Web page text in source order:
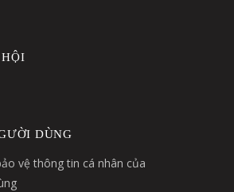
DÙNG
vệ thông tin cá nhân của